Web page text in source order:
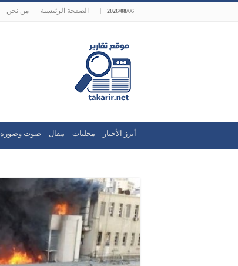
2026/08/06 الصفحة الرئيسية من نحن
أبرز الأخبار محليات مقال صوت وصورة